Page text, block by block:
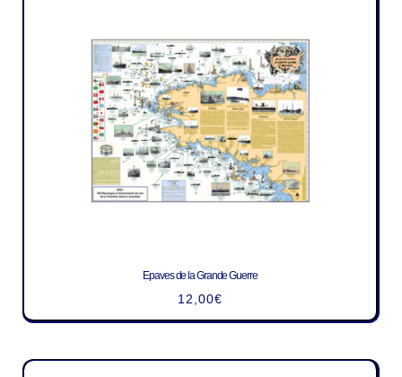
Epaves de la Grande Guerre
12,00€